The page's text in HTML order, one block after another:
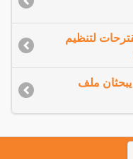
لتنظيم
يبحثان ملف